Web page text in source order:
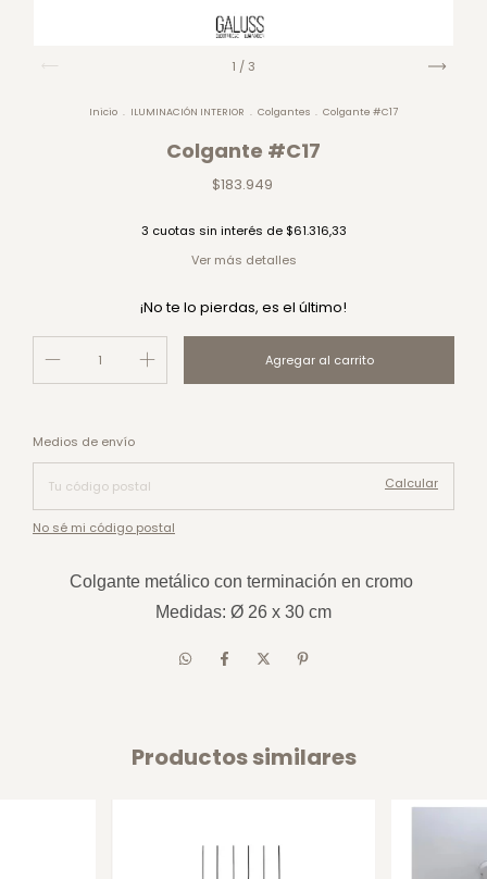
1 / 3
Inicio . ILUMINACIÓN INTERIOR . Colgantes . Colgante #C17
Colgante #C17
$183.949
3 cuotas sin interés de $61.316,33
Ver más detalles
¡No te lo pierdas, es el último!
Entregas para el CP:
Medios de envío
Calcular
No sé mi código postal
Colgante metálico con terminación en cromo
Medidas: Ø 26 x 30 cm
Productos similares